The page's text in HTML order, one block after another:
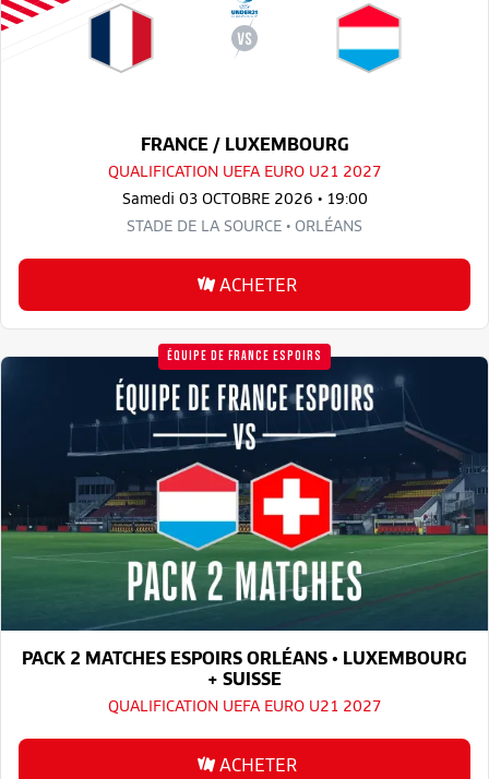
FRANCE / LUXEMBOURG
QUALIFICATION UEFA EURO U21 2027
Samedi 03 OCTOBRE 2026 • 19:00
STADE DE LA SOURCE • ORLÉANS
ACHETER
ÉQUIPE DE FRANCE ESPOIRS
PACK 2 MATCHES ESPOIRS ORLÉANS • LUXEMBOURG
+ SUISSE
QUALIFICATION UEFA EURO U21 2027
ACHETER